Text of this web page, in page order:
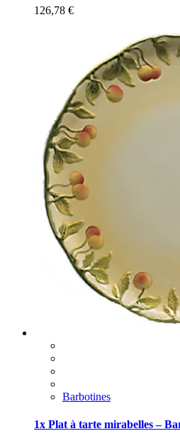
126,78 €
Barbotines
1x Plat à tarte mirabelles –